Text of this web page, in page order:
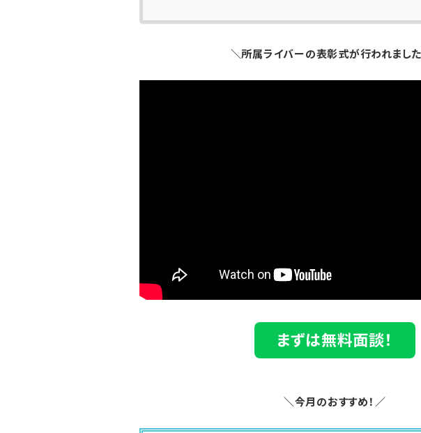
＼所属ライバーの表彰式が行われました
まずは無料面談！
＼今月のおすすめ！／